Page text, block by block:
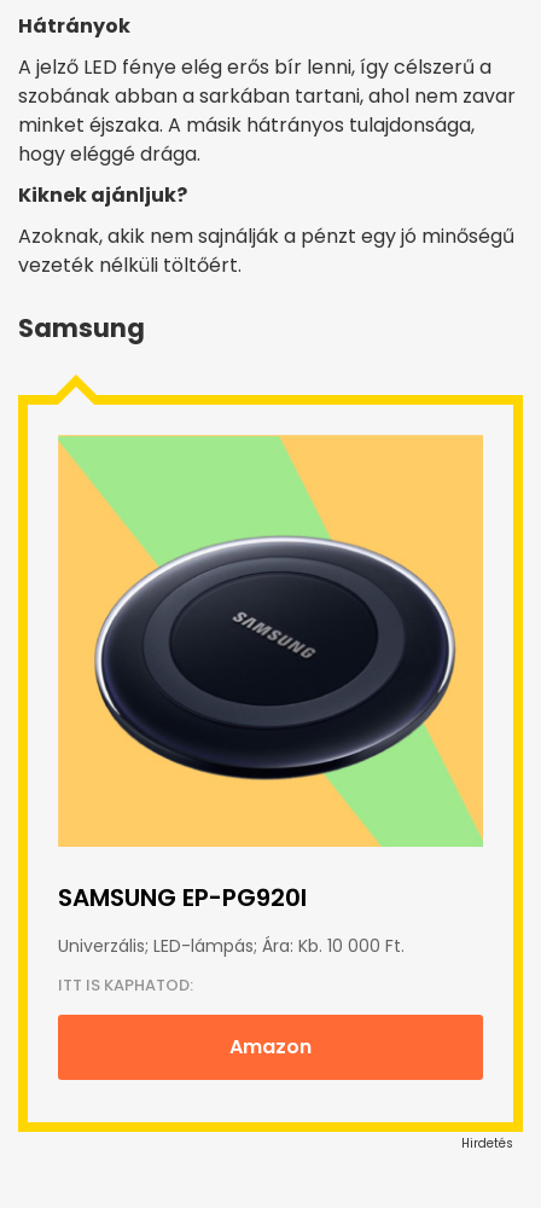
Hátrányok
A jelző LED fénye elég erős bír lenni, így célszerű a
szobának abban a sarkában tartani, ahol nem zavar
minket éjszaka. A másik hátrányos tulajdonsága,
hogy eléggé drága.
Kiknek ajánljuk?
Azoknak, akik nem sajnálják a pénzt egy jó minőségű
vezeték nélküli töltőért.
Samsung
SAMSUNG EP-PG920I
Univerzális; LED-lámpás; Ára: Kb. 10 000 Ft.
ITT IS KAPHATOD:
Amazon
Hirdetés